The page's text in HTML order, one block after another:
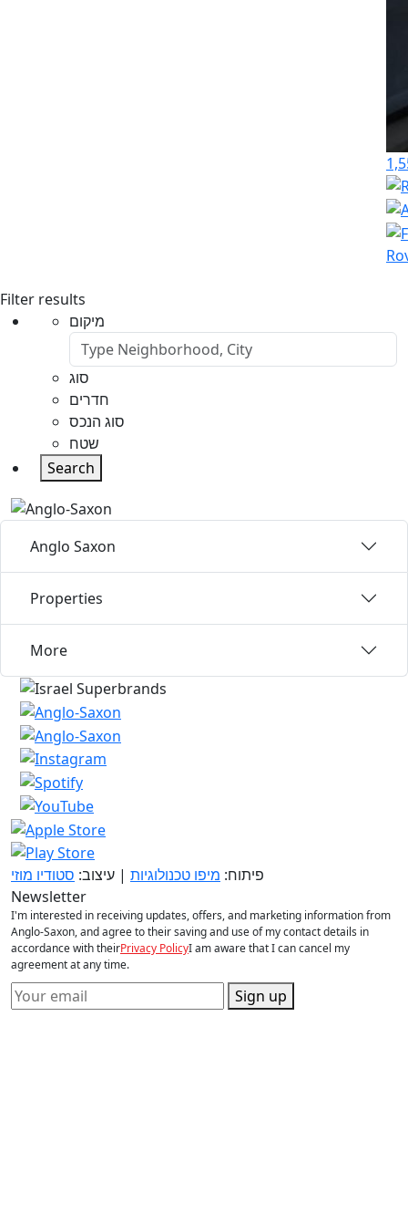
Filter results
מיקום
סוג
חדרים
סוג הנכס
שטח
Search
Anglo Saxon
Properties
More
פיתוח: מיפו טכנולוגיות | עיצוב: סטודיו מוזי
Newsletter
I'm interested in receiving updates, offers, and marketing information from
Anglo-Saxon, and agree to their saving and use of my contact details in
accordance with theirPrivacy PolicyI am aware that I can cancel my
agreement at any time.
Sign up